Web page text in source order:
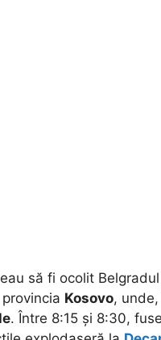
să fi ocolit
Kosovo,
. Între 8:15 și 8:30,